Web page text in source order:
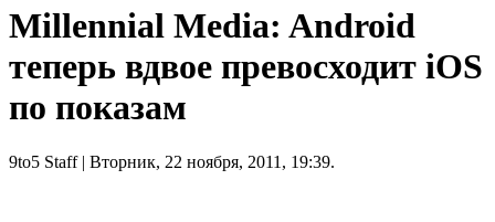
Millennial Media: Android
теперь вдвое превосходит iOS
по показам
9to5 Staff| Вторник, 22 ноября, 2011, 19:39.